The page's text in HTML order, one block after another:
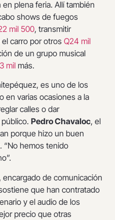
plena feria. Allí también
shows de fuegos
mil 500, transmitir
carro por otros Q24 mil
de un grupo musical
mil más.
es uno de los
en varias ocasiones a la
calles o dar
Pedro Chavaloc, el
porque hizo un buen
“No hemos tenido
, encargado de comunicación
que han contratado
y el audio de los
precio que otras